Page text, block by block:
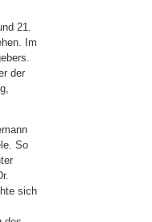
21.
Im
der
So
sich